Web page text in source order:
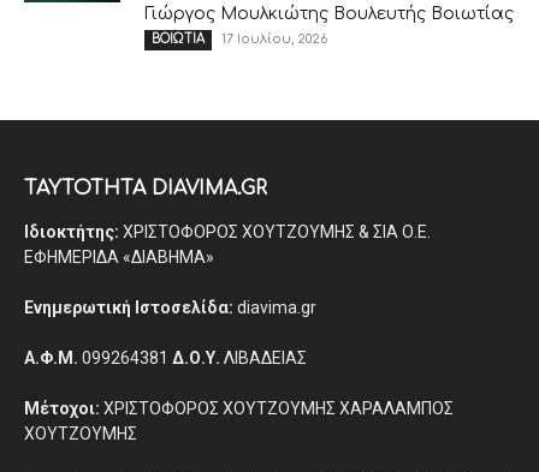
Γιώργος Μουλκιώτης Βουλευτής Βοιωτίας
ΒΟΙΩΤΙΑ 17 Ιουλίου, 2026
ΤΑΥΤΟΤΗΤΑ DIAVIMA.GR
Ιδιοκτήτης: ΧΡΙΣΤΟΦΟΡΟΣ ΧΟΥΤΖΟΥΜΗΣ & ΣΙΑ Ο.Ε.
ΕΦΗΜΕΡΙΔΑ «ΔΙΑΒΗΜΑ»
Ενημερωτική Ιστοσελίδα: diavima.gr
Α.Φ.Μ. 099264381 Δ.Ο.Υ. ΛΙΒΑΔΕΙΑΣ
Μέτοχοι: ΧΡΙΣΤΟΦΟΡΟΣ ΧΟΥΤΖΟΥΜΗΣ ΧΑΡΑΛΑΜΠΟΣ
ΧΟΥΤΖΟΥΜΗΣ